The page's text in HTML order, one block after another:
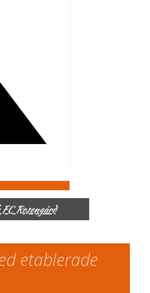
Rosengård
etablerade